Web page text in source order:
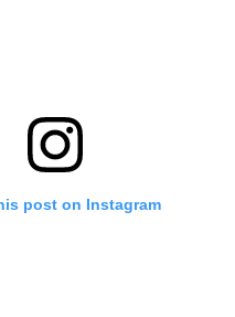
post on Instagram